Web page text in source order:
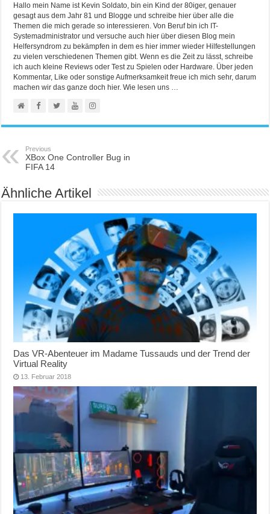
Hallo mein Name ist Kevin Soldato, bin ein Kind der 80iger, genauer
gesagt aus dem Jahr 81 und Blogge und schreibe hier über alle die
Themen die mich gerade so interessieren. Von Beruf bin ich IT-
Systemadministrator und versuche auch hier über diesen Blog mein
Helfersyndrom zu bekämpfen in dem es hier immer wieder Hilfestellungen
zu vielen verschiedenen Themen gibt. Wenn es die Zeit zu lässt, schreibe
ich auch kleine Reviews oder Test zu Spielen oder Hardware. Über jeden
Kommentar, Like oder sonstige Aufmerksamkeit freue ich mich sehr, darum
machen wir das ganze doch hier. Wie lesen uns …
Previous
XBox One Controller Bug in
FIFA 14
Ähnliche Artikel
Das VR-Abenteuer im Madame Tussauds und der Trend der
Virtual Reality
13. Februar 2018